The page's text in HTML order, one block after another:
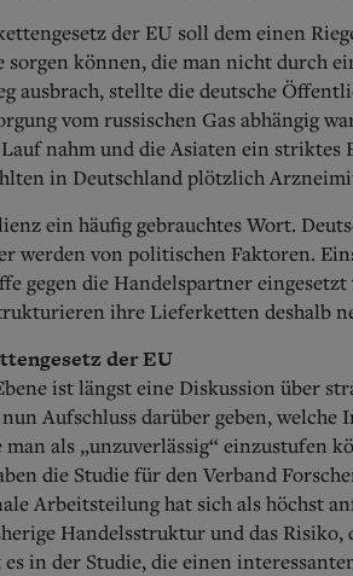
der EU soll dem einen
sorgen können, die man nicht durch
ausbrach, stellte die deutsche
vom russischen Gas abhängig
nahm und die Asiaten ein
in Deutschland plötzlich
ein häufig gebrauchtes Wort.
werden von politischen Faktoren.
gegen die Handelspartner
ihre Lieferketten deshalb
der EU
ist längst eine Diskussion über
Aufschluss darüber geben, welche
man als „unzuverlässig“ einzustufen
die Studie für den Verband
Arbeitsteilung hat sich als höchst
Handelsstruktur und das
in der Studie, die einen